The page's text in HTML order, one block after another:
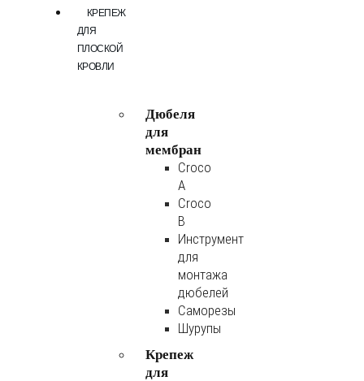
КРЕПЕЖ
ДЛЯ
ПЛОСКОЙ
КРОВЛИ
Дюбеля
для
мембран
Croco
A
Croco
B
Инструмент
для
монтажа
дюбелей
Саморезы
Шурупы
Крепеж
для